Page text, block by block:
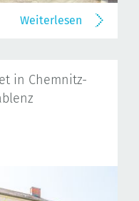
Weiterlesen
in Chemnitz-